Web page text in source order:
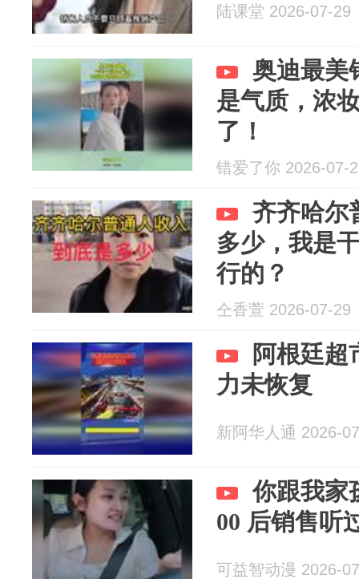
陆课堂 2026-07-29
奥迪最美
是气质，浓
了！
错爱了你 2026-07-
齐齐哈尔
多少，我是
行的？
仝香萱 2026-07-29
阿根廷超
力未恢复
新阿华人通 2026-
你跟我家
00 后销售听
可益智动漫 2026-